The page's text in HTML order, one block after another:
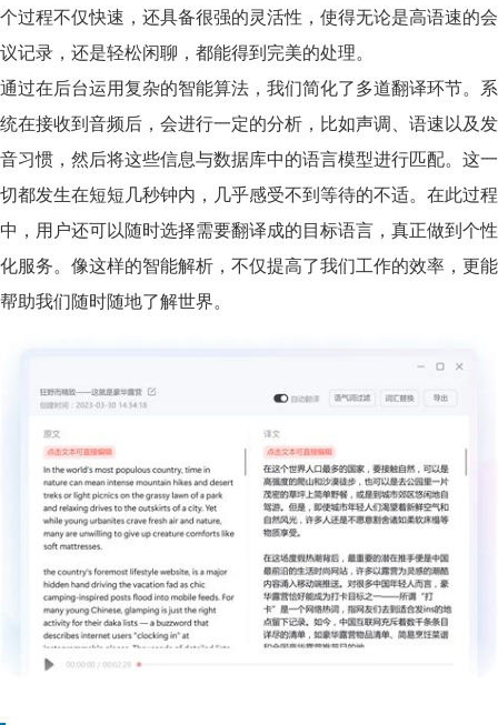
个过程不仅快速，还具备很强的灵活性，使得无论是高语速的会
议记录，还是轻松闲聊，都能得到完美的处理。
通过在后台运用复杂的智能算法，我们简化了多道翻译环节。系
统在接收到音频后，会进行一定的分析，比如声调、语速以及发
音习惯，然后将这些信息与数据库中的语言模型进行匹配。这一
切都发生在短短几秒钟内，几乎感受不到等待的不适。在此过程
中，用户还可以随时选择需要翻译成的目标语言，真正做到个性
化服务。像这样的智能解析，不仅提高了我们工作的效率，更能
帮助我们随时随地了解世界。